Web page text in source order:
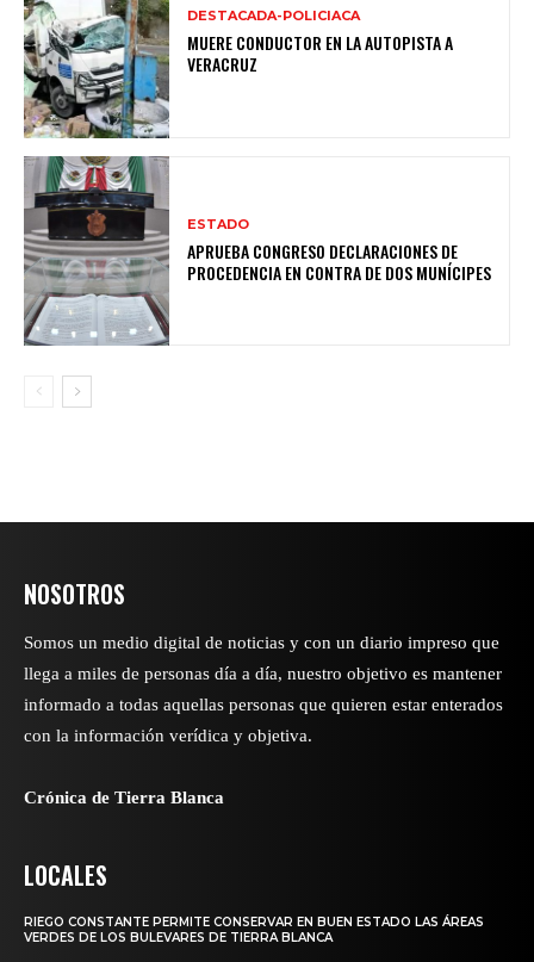
DESTACADA-POLICIACA
MUERE CONDUCTOR EN LA AUTOPISTA A
VERACRUZ
ESTADO
APRUEBA CONGRESO DECLARACIONES DE
PROCEDENCIA EN CONTRA DE DOS MUNÍCIPES
NOSOTROS
Somos un medio digital de noticias y con un diario impreso que
llega a miles de personas día a día, nuestro objetivo es mantener
informado a todas aquellas personas que quieren estar enterados
con la información verídica y objetiva.
Crónica de Tierra Blanca
LOCALES
RIEGO CONSTANTE PERMITE CONSERVAR EN BUEN ESTADO LAS ÁREAS
VERDES DE LOS BULEVARES DE TIERRA BLANCA